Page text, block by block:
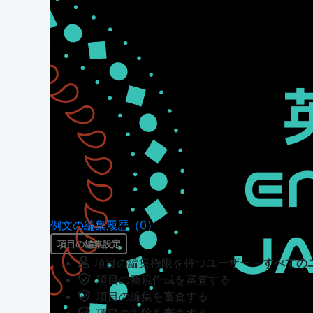
例文の編集履歴（0）
項目の編集設定
項目の編集権限を持つユーザー -すべての
項目の新規作成を審査する
項目の編集を審査する